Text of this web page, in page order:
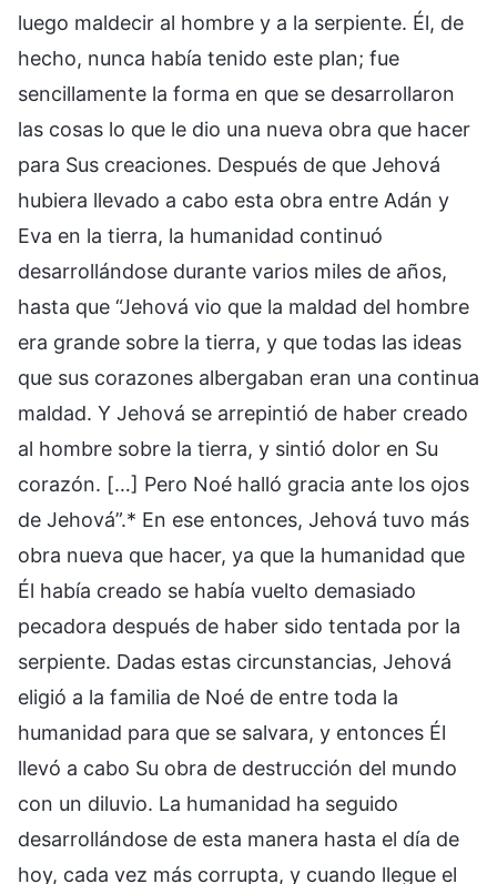
luego maldecir al hombre y a la serpiente. Él, de
hecho, nunca había tenido este plan; fue
sencillamente la forma en que se desarrollaron
las cosas lo que le dio una nueva obra que hacer
para Sus creaciones. Después de que Jehová
hubiera llevado a cabo esta obra entre Adán y
Eva en la tierra, la humanidad continuó
desarrollándose durante varios miles de años,
hasta que “Jehová vio que la maldad del hombre
era grande sobre la tierra, y que todas las ideas
que sus corazones albergaban eran una continua
maldad. Y Jehová se arrepintió de haber creado
al hombre sobre la tierra, y sintió dolor en Su
corazón. […] Pero Noé halló gracia ante los ojos
de Jehová”.* En ese entonces, Jehová tuvo más
obra nueva que hacer, ya que la humanidad que
Él había creado se había vuelto demasiado
pecadora después de haber sido tentada por la
serpiente. Dadas estas circunstancias, Jehová
eligió a la familia de Noé de entre toda la
humanidad para que se salvara, y entonces Él
llevó a cabo Su obra de destrucción del mundo
con un diluvio. La humanidad ha seguido
desarrollándose de esta manera hasta el día de
hoy, cada vez más corrupta, y cuando llegue el